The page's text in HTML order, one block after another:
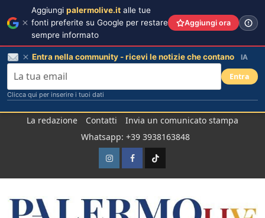
La redazione Contatti
Invia un comunicato stampa
Whatsapp: +39 3938163848
InstagramFacebook
TikTok
Aggiungi palermolive.it alle tue
fonti preferite su Google per restare
sempre informato
Aggiungi ora
Entra nella community - ricevi le notizie che contano IA
Entra
Clicca qui per inserire i tuoi dati